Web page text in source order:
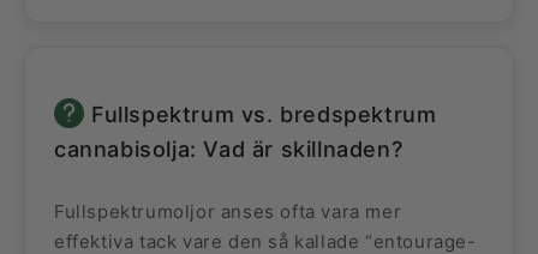
Fullspektrum vs. bredspektrum
cannabisolja: Vad är skillnaden?
Fullspektrumoljor anses ofta vara mer
effektiva tack vare den så kallade “entourage-